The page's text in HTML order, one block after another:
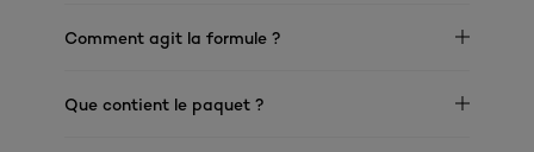
Comment agit la formule ?
Que contient le paquet ?